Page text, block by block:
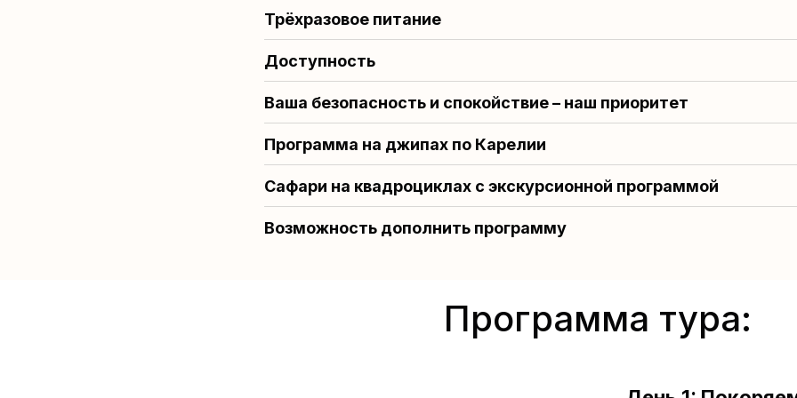
Трёхразовое питание
Доступность
Ваша безопасность и спокойствие – наш приоритет
Программа на джипах по Карелии
Сафари на квадроциклах с экскурсионной программой
Возможность дополнить программу
Программа тура: